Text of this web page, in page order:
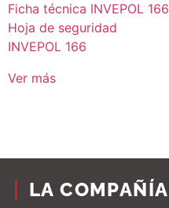
Ficha técnica INVEPOL 166
Hoja de seguridad
INVEPOL 166
Ver más
LA COMPAÑÍA